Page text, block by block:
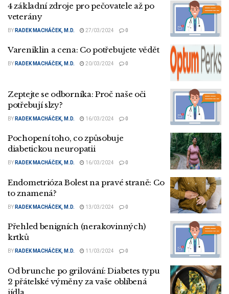
4 základní zdroje pro pečovatele až po
veterány
BY RADEK MACHÁČEK, M.D. 27/03/2024 0
Vareniklin a cena: Co potřebujete vědět
BY RADEK MACHÁČEK, M.D. 20/03/2024 0
Zeptejte se odborníka: Proč naše oči
potřebují slzy?
BY RADEK MACHÁČEK, M.D. 16/03/2024 0
Pochopení toho, co způsobuje
diabetickou neuropatii
BY RADEK MACHÁČEK, M.D. 16/03/2024 0
Endometrióza Bolest na pravé straně: Co
to znamená?
BY RADEK MACHÁČEK, M.D. 13/03/2024 0
Přehled benigních (nerakovinných)
krtků
BY RADEK MACHÁČEK, M.D. 11/03/2024 0
Od brunche po grilování: Diabetes typu
2 přátelské výměny za vaše oblíbená